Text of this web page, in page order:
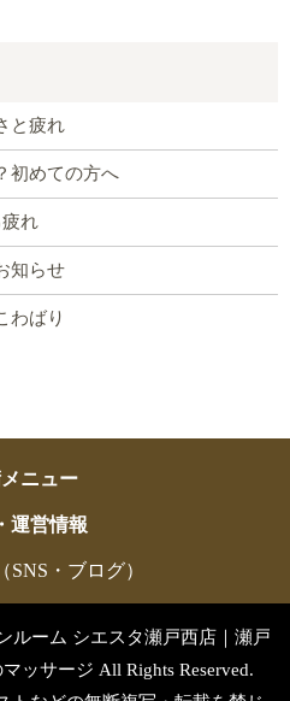
と疲れ
初めての方へ
れ
知らせ
わばり
ニュー
運営情報
SNS・ブログ）
ルーム シエスタ瀬戸西店｜瀬戸
ッサージ All Rights Reserved.